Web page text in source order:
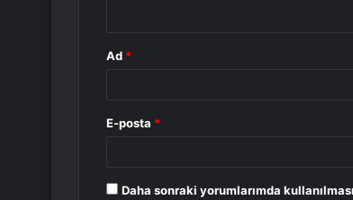
Ad *
E-posta *
Daha sonraki yorumlarımda